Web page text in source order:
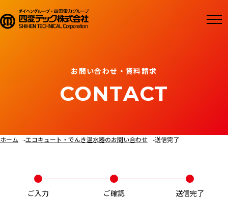
お問い合わせ・資料請求
ホーム エコキュート・でんき温水器のお問い合わせ 送信完了
ご入力 ご確認 送信完了